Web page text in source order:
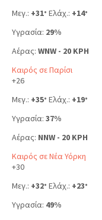
Μεγ.: +31° Ελάχ.: +14°
Υγρασία: 29%
Αέρας: WNW - 20 KPH
Καιρός σε Παρίσι
+26
Μεγ.: +35° Ελάχ.: +19°
Υγρασία: 37%
Αέρας: NNW - 20 KPH
Καιρός σε Νέα Υόρκη
+30
Μεγ.: +32° Ελάχ.: +23°
Υγρασία: 49%